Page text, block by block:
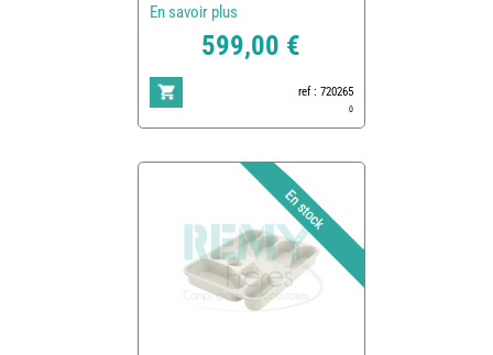
En savoir plus
599,00 €
ref : 720265
0